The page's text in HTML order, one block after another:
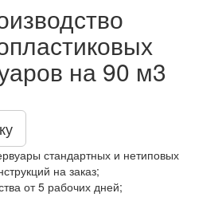
на 90 м3
стандартных и нетиповых
на заказ;
от 5 рабочих дней;